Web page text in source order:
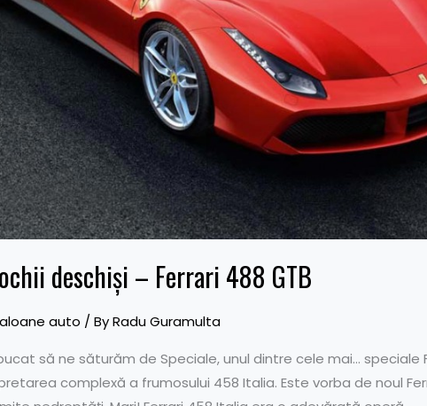
deschişi – Ferrari 488 GTB
auto / ByRadu Guramulta
să ne săturăm de Speciale, unul dintre cele mai… speciale
complexă a frumosului 458 Italia. Este vorba de noul